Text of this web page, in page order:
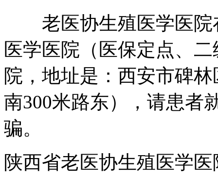
老医协生殖医学医院
医学医院（医保定点、
院，地址是：西安市碑
南300米路东），请患者
骗。
陕西省老医协生殖医学医